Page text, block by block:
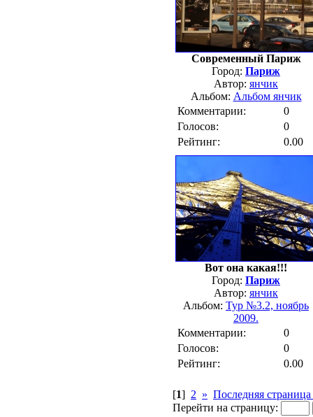
Современный Париж
Город: Париж
Автор: янчик
Альбом: Альбом янчик
Комментарии:
0
Голосов:
0
Рейтинг:
0.00
Вот она какая!!!
Город: Париж
Автор: янчик
Альбом: Тур №3.2, ноябрь
2009.
Комментарии:
0
Голосов:
0
Рейтинг:
0.00
[1] 2 » Последняя страница
Перейти на страницу: